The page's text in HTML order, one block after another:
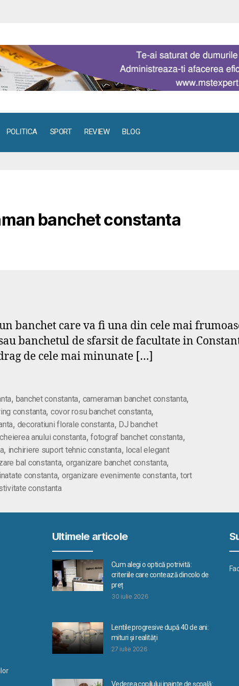
POLITICA SPORT REVIEW BLOG
banchet constanta
banchet care va fi una din cele mai
banchetul de sfarsit de facultate in
de cele mai minunate […]
, banchet constanta, cameraman banchet constanta,
constanta, covor rosu banchet constanta,
, decoratiuni florale constanta, DJ banchet
anului constanta,fotograf banchet constanta,
, inchiriere suport tehnic constanta, local elegant
bal constanta, organizare banchet constanta,
constanta, organizare evenimente constanta, tort
constanta
Ultimele articole
Cum alegi o optică potrivită:
criteriile care contează dincolo de
preț
30 iulie 2026
Lentile progresive după 40 de ani:
mituri și realități
27 iulie 2026
Vederea copilului inainte de școală: